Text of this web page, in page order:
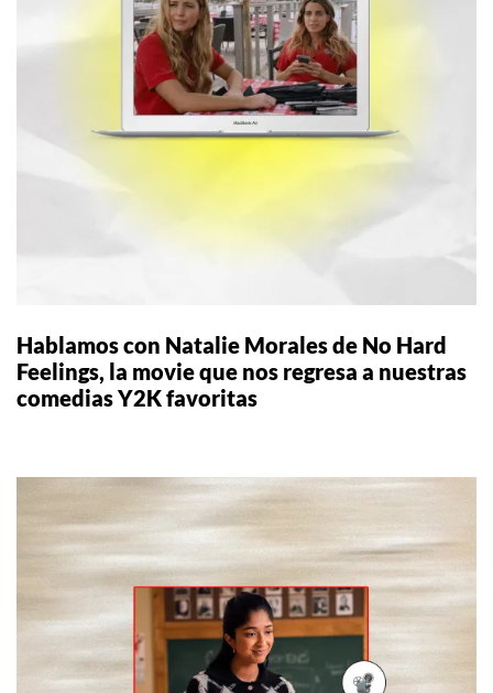
Hablamos con Natalie Morales de No Hard
Feelings, la movie que nos regresa a nuestras
comedias Y2K favoritas